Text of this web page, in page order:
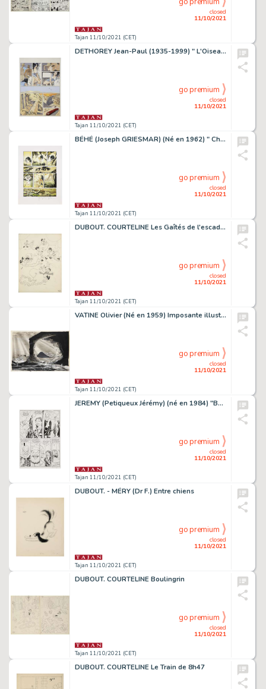
Tajan 11/10/2021 (CET)
closed
11/10/2021
DETHOREY Jean-Paul (1935-1999) " L'Oiseau noir ". Planche originale de l'album de la prestigieuse collection " Aire Libre ", éd...
Tajan 11/10/2021 (CET)
closed
11/10/2021
go premium
BÉHÉ (Joseph GRIESMAR) (Né en 1962) " Chimères : T1 Apphrodite ". Très belle planche de mise en couleurs, cases découpées-collée...
Tajan 11/10/2021 (CET)
closed
11/10/2021
go premium
DUBOUT. COURTELINE Les Gaîtés de l'escadron
Tajan 11/10/2021 (CET)
closed
11/10/2021
go premium
VATINE Olivier (Né en 1959) Imposante illustration sur papier Vinci aquarelle. Cette Å“uvre présentant une raie Manta est issue d...
Tajan 11/10/2021 (CET)
closed
11/10/2021
go premium
JEREMY (Petiqueux Jérémy) (né en 1984) "Barracuda" - "Cicatrices" " Barracuda : Cicatrices ".
Tajan 11/10/2021 (CET)
closed
11/10/2021
go premium
DUBOUT. - MÉRY (Dr F.) Entre chiens
Tajan 11/10/2021 (CET)
closed
11/10/2021
go premium
DUBOUT. COURTELINE Boulingrin
Tajan 11/10/2021 (CET)
closed
11/10/2021
go premium
DUBOUT. COURTELINE Le Train de 8h47